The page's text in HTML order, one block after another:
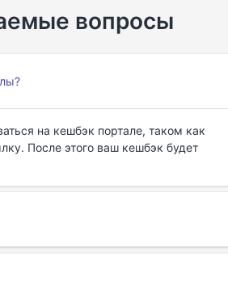
вопросы
на кешбэк портале, таком как
После этого ваш кешбэк будет